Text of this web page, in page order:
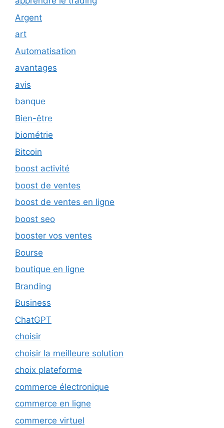
Argent
art
Automatisation
avantages
avis
banque
Bien-être
biométrie
Bitcoin
boost activité
boost de ventes
boost de ventes en ligne
boost seo
booster vos ventes
Bourse
boutique en ligne
Branding
Business
ChatGPT
choisir
choisir la meilleure solution
choix plateforme
commerce électronique
commerce en ligne
commerce virtuel